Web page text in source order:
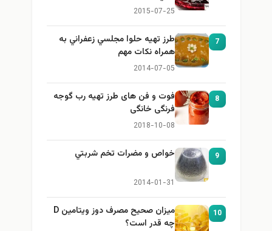
2015-07-25
7
طرز تهيه حلوا مجلسي زعفراني به
همراه نكات مهم
2014-07-05
8
فوت و فن های طرز تهیه رب گوجه
فرنگی خانگی
2018-10-08
9 خواص و مضرات تخم شربتي
2014-01-31
10
میزان صحیح مصرف دوز ویتامین D
چه قدر است؟